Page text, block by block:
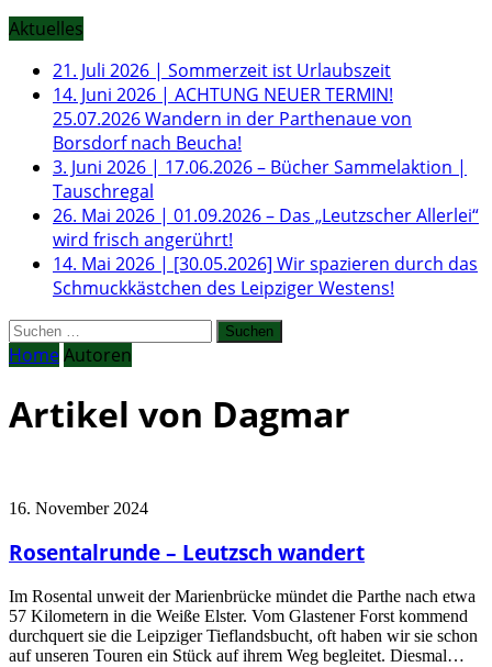
Aktuelles
21. Juli 2026 | Sommerzeit ist Urlaubszeit
14. Juni 2026 | ACHTUNG NEUER TERMIN!
25.07.2026 Wandern in der Parthenaue von
Borsdorf nach Beucha!
3. Juni 2026 | 17.06.2026 – Bücher Sammelaktion |
Tauschregal
26. Mai 2026 | 01.09.2026 – Das „Leutzscher Allerlei“
wird frisch angerührt!
14. Mai 2026 | [30.05.2026] Wir spazieren durch das
Schmuckkästchen des Leipziger Westens!
Suchen
nach:
HomeAutoren
Artikel von Dagmar
16. November 2024
Rosentalrunde – Leutzsch wandert
Im Rosental unweit der Marienbrücke mündet die Parthe nach etwa
57 Kilometern in die Weiße Elster. Vom Glastener Forst kommend
durchquert sie die Leipziger Tieflandsbucht, oft haben wir sie schon
auf unseren Touren ein Stück auf ihrem Weg begleitet. Diesmal…